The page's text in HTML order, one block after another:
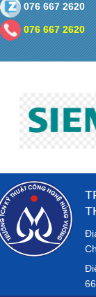
076 667 2620
076 667 2620